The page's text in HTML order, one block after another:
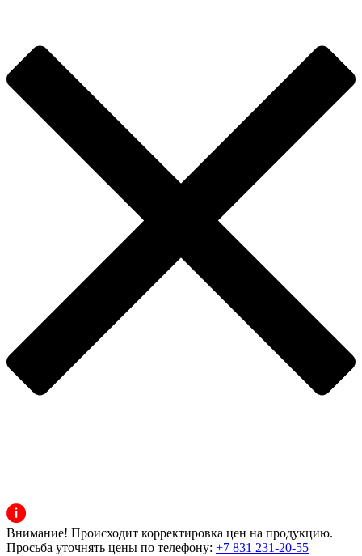
Внимание! Происходит корректировка цен на продукцию.
Просьба уточнять цены по телефону: +7 831 231-20-55